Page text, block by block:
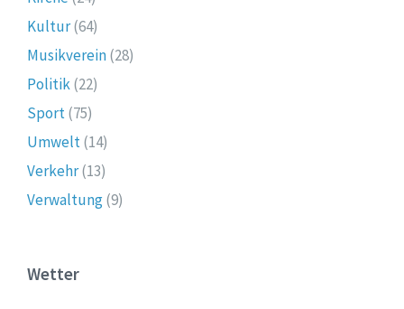
Kultur(64)
Musikverein(28)
Politik(22)
Sport(75)
Umwelt(14)
Verkehr(13)
Verwaltung(9)
Wetter